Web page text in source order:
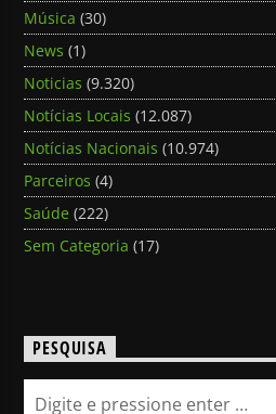
Música (30)
News (1)
Noticias (9.320)
Notícias Locais (12.087)
Notícias Nacionais (10.974)
Parceiros (4)
Saúde (222)
Sem Categoria (17)
PESQUISA